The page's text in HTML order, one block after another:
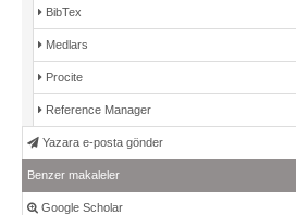
BibTex
Medlars
Procite
Reference Manager
Yazara e-posta gönder
Benzer makaleler
Google Scholar